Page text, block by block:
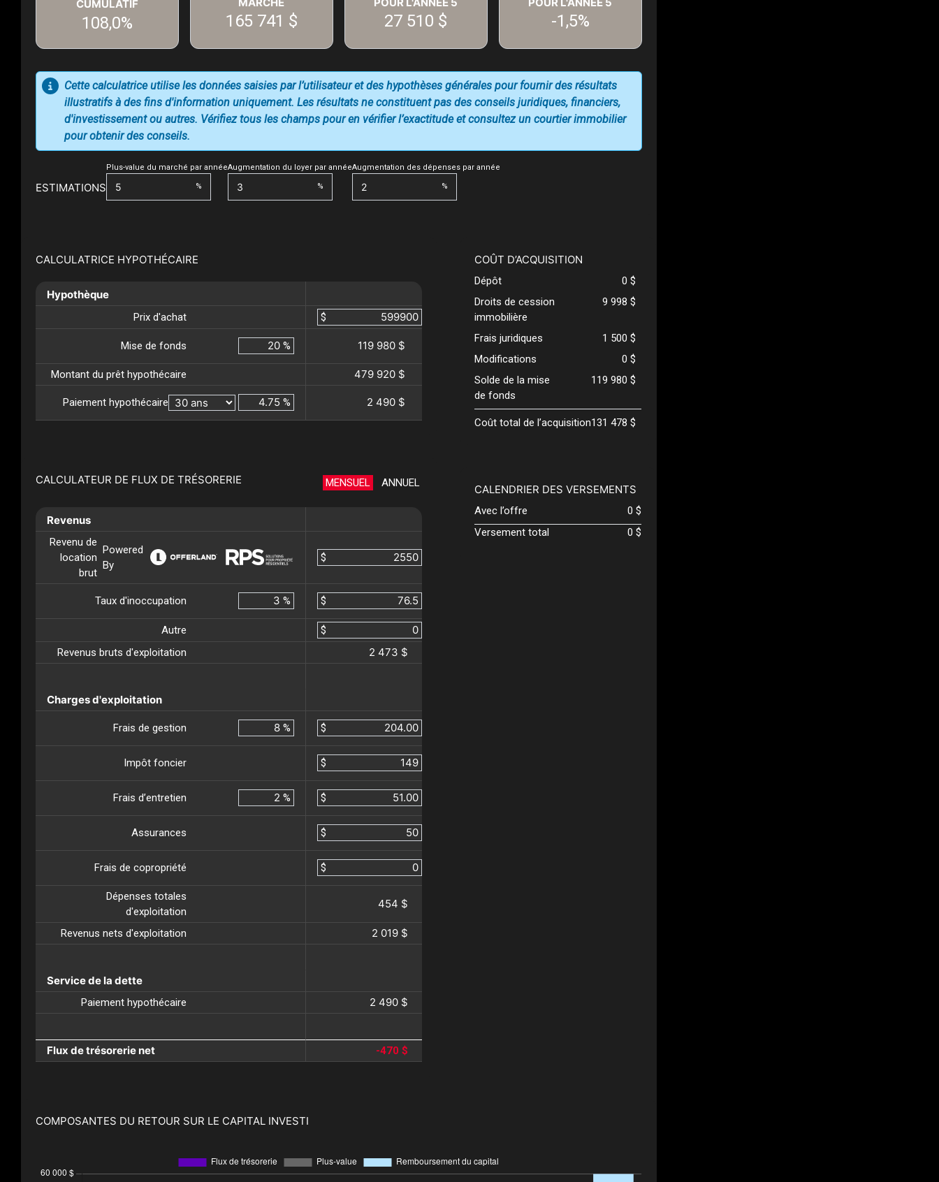
CUMULATIF
108,0% 165 741 $ 27 510 $ -1,5%
ESTIMATIONS
Plus-value du marché par année
%
Augmentation du loyer par année
%
Augmentation des dépenses par année
%
Cette calculatrice utilise les données saisies par l’utilisateur et des hypothèses générales pour fournir des résultats
illustratifs à des fins d'information uniquement. Les résultats ne constituent pas des conseils juridiques, financiers,
d'investissement ou autres. Vérifiez tous les champs pour en vérifier l’exactitude et consultez un courtier immobilier
pour obtenir des conseils.
CALCULATRICE HYPOTHÉCAIRE
Hypothèque
Prix d'achat $
Mise de fonds % 119 980 $
Montant du prêt hypothécaire 479 920 $
Paiement hypothécaire % 2 490 $
CALCULATEUR DE FLUX DE TRÉSORERIE MENSUEL ANNUEL
Revenus
Revenu de
location
brut
Powered
By
$
Taux d'inoccupation % $
Autre
$
Revenus bruts d'exploitation
2 473 $
Charges d'exploitation
Frais de gestion % $
Impôt foncier $
Frais d’entretien % $
Assurances $
Frais de copropriété $
Dépenses totales
d'exploitation
454 $
Revenus nets d'exploitation 2 019 $
Service de la dette
Paiement hypothécaire 2 490 $
Flux de trésorerie net -470 $
COÛT D’ACQUISITION
Dépôt
0 $
Droits de cession
immobilière
9 998 $
Frais juridiques
1 500 $
Modifications
0 $
Solde de la mise
de fonds
119 980 $
Coût total de l’acquisition131 478 $
CALENDRIER DES VERSEMENTS
Avec l’offre
0 $
Versement total
0 $
COMPOSANTES DU RETOUR SUR LE CAPITAL INVESTI